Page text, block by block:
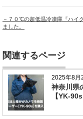
－７０℃の超低温冷凍庫『ハイ
ました。
関連するページ
2025年8月
神奈川県
【YK-